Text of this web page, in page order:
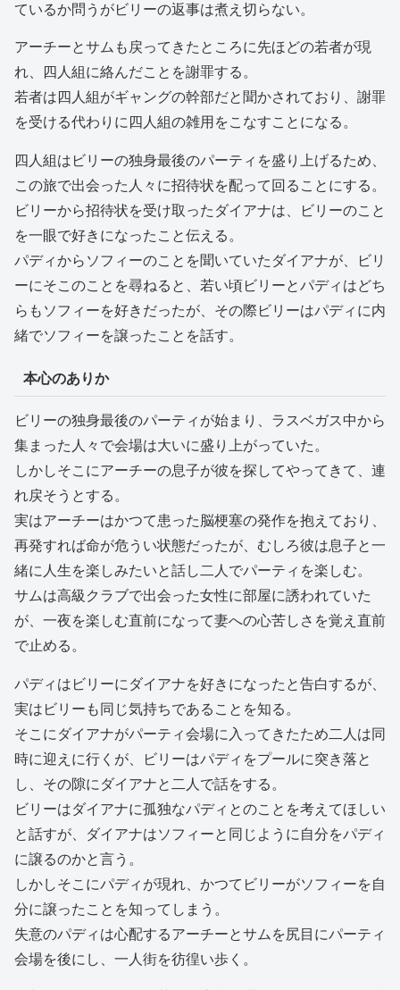
ているか問うがビリーの返事は煮え切らない。
アーチーとサムも戻ってきたところに先ほどの若者が現
れ、四人組に絡んだことを謝罪する。
若者は四人組がギャングの幹部だと聞かされており、謝罪
を受ける代わりに四人組の雑用をこなすことになる。
四人組はビリーの独身最後のパーティを盛り上げるため、
この旅で出会った人々に招待状を配って回ることにする。
ビリーから招待状を受け取ったダイアナは、ビリーのこと
を一眼で好きになったこと伝える。
パディからソフィーのことを聞いていたダイアナが、ビリ
ーにそこのことを尋ねると、若い頃ビリーとパディはどち
らもソフィーを好きだったが、その際ビリーはパディに内
緒でソフィーを譲ったことを話す。
本心のありか
ビリーの独身最後のパーティが始まり、ラスベガス中から
集まった人々で会場は大いに盛り上がっていた。
しかしそこにアーチーの息子が彼を探してやってきて、連
れ戻そうとする。
実はアーチーはかつて患った脳梗塞の発作を抱えており、
再発すれば命が危うい状態だったが、むしろ彼は息子と一
緒に人生を楽しみたいと話し二人でパーティを楽しむ。
サムは高級クラブで出会った女性に部屋に誘われていた
が、一夜を楽しむ直前になって妻への心苦しさを覚え直前
で止める。
パディはビリーにダイアナを好きになったと告白するが、
実はビリーも同じ気持ちであることを知る。
そこにダイアナがパーティ会場に入ってきたため二人は同
時に迎えに行くが、ビリーはパディをプールに突き落と
し、その隙にダイアナと二人で話をする。
ビリーはダイアナに孤独なパディとのことを考えてほしい
と話すが、ダイアナはソフィーと同じように自分をパディ
に譲るのかと言う。
しかしそこにパディが現れ、かつてビリーがソフィーを自
分に譲ったことを知ってしまう。
失意のパディは心配するアーチーとサムを尻目にパーティ
会場を後にし、一人街を彷徨い歩く。